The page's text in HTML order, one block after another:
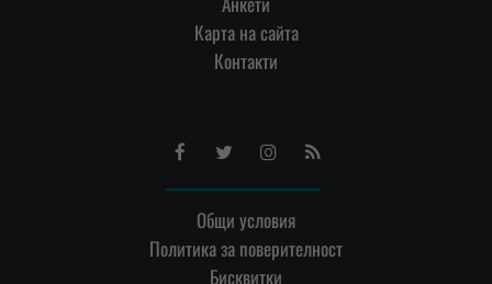
Карта на сайта
Контакти
FacebookTwitterInstagram
RSS
Общи условия
Политика за поверителност
Бисквитки